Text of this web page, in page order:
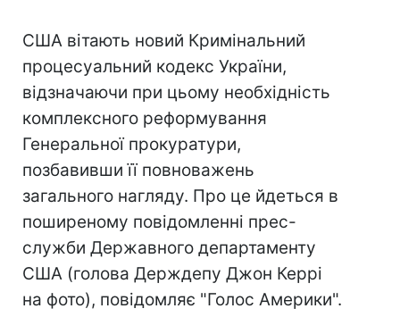
США вітають новий Кримінальний
процесуальний кодекс України,
відзначаючи при цьому необхідність
комплексного реформування
Генеральної прокуратури,
позбавивши її повноважень
загального нагляду. Про це йдеться в
поширеному повідомленні прес-
служби Державного департаменту
США (голова Держдепу Джон Керрі
на фото), повідомляє "Голос Америки".